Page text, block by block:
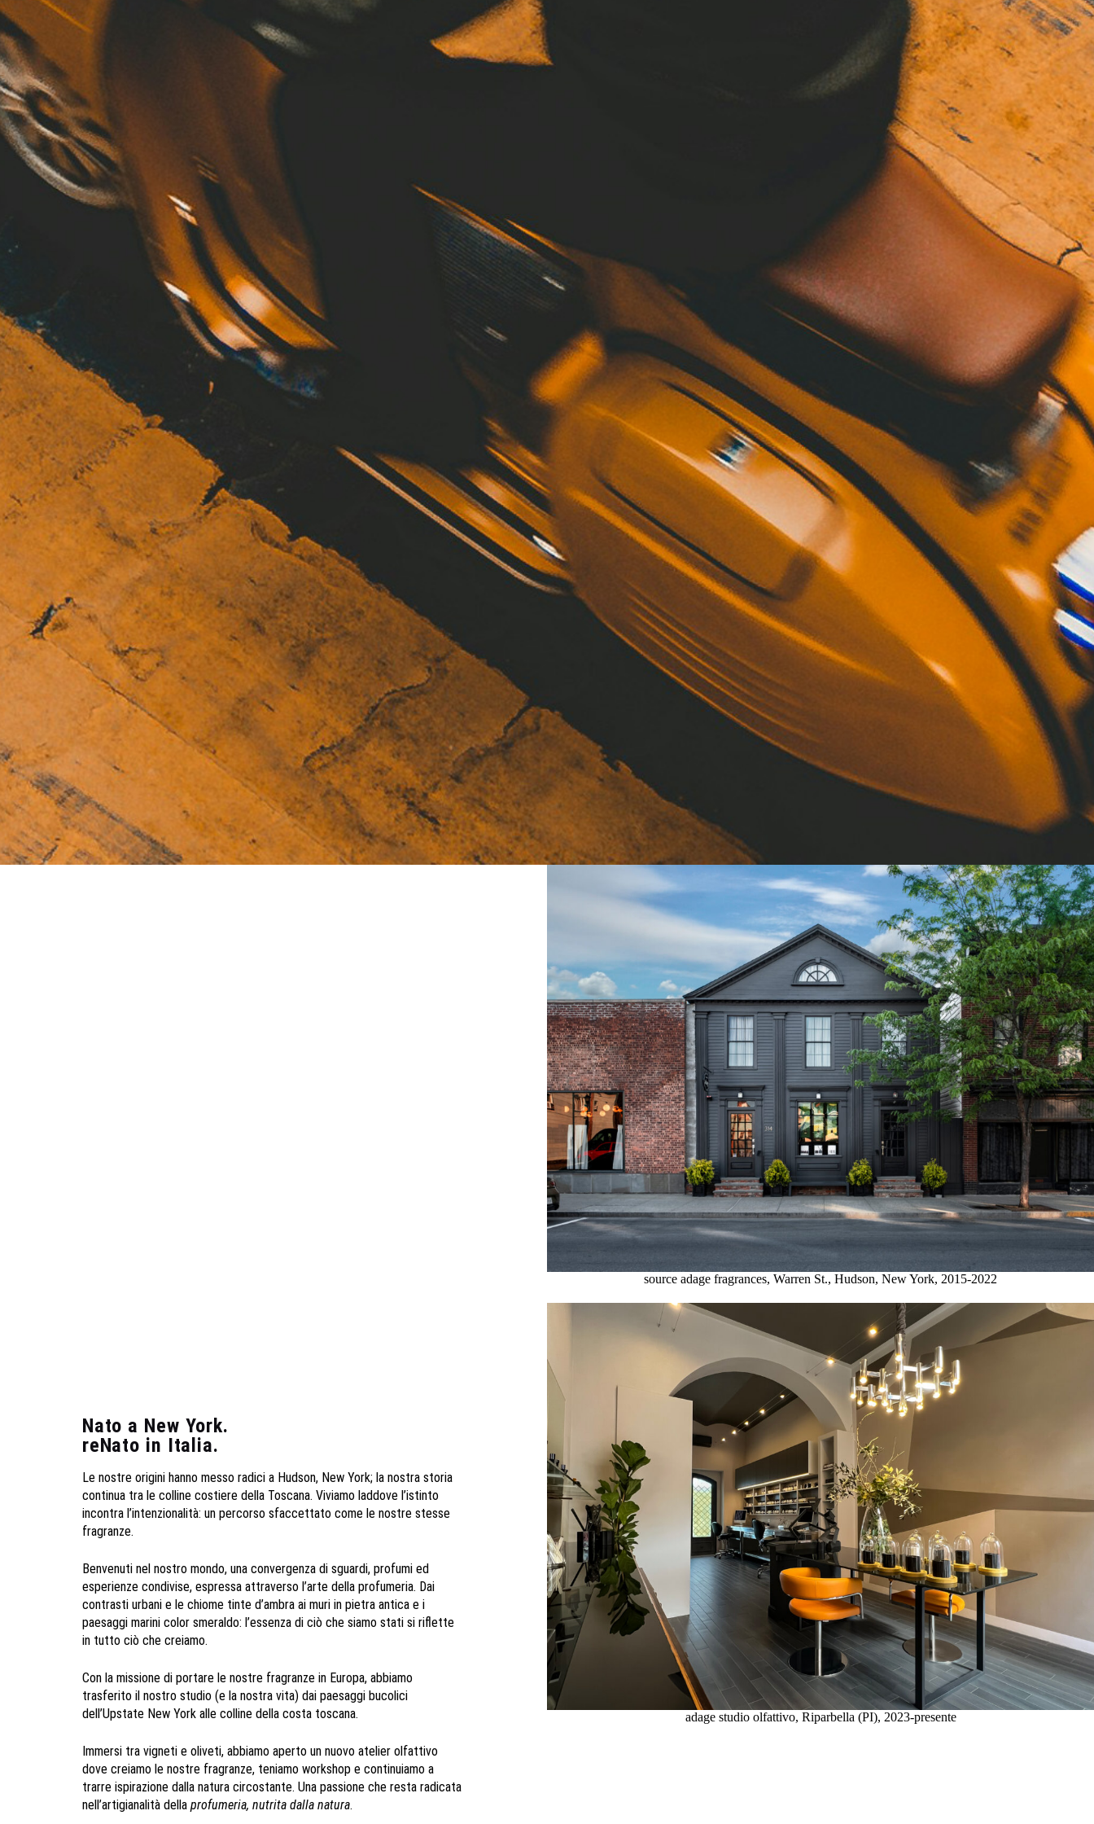
Nato a New York.
reNato in Italia.
Le nostre origini hanno messo radici a Hudson, New York; la nostra storia
continua tra le colline costiere della Toscana. Viviamo laddove l’istinto
incontra l’intenzionalità: un percorso sfaccettato come le nostre stesse
fragranze.
Benvenuti nel nostro mondo, una convergenza di sguardi, profumi ed
esperienze condivise, espressa attraverso l’arte della profumeria. Dai
contrasti urbani e le chiome tinte d’ambra ai muri in pietra antica e i
paesaggi marini color smeraldo: l’essenza di ciò che siamo stati si riflette
in tutto ciò che creiamo.
Con la missione di portare le nostre fragranze in Europa, abbiamo
trasferito il nostro studio (e la nostra vita) dai paesaggi bucolici
dell’Upstate New York alle colline della costa toscana.
Immersi tra vigneti e oliveti, abbiamo aperto un nuovo atelier olfattivo
dove creiamo le nostre fragranze, teniamo workshop e continuiamo a
trarre ispirazione dalla natura circostante. Una passione che resta radicata
nell’artigianalità della profumeria, nutrita dalla natura.
source adage fragrances, Warren St., Hudson, New York, 2015-2022
adage studio olfattivo, Riparbella (PI), 2023-presente